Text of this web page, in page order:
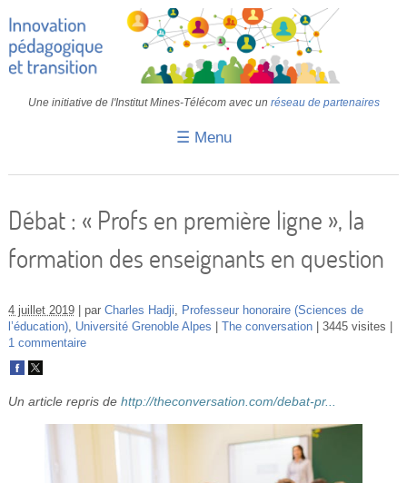
Une initiative de l'Institut Mines-Télécom avec un réseau de partenaires
☰ Menu
Retours d’expériences
Transition
IA
Vidéos
Débat : « Profs en première ligne », la
formation des enseignants en question
4 juillet 2019 par Charles Hadji
Professeur honoraire (Sciences de
l’éducation), Université Grenoble Alpes The conversation
3445 visites
1 commentaire
Un article repris de http://theconversation.com/debat-pr...